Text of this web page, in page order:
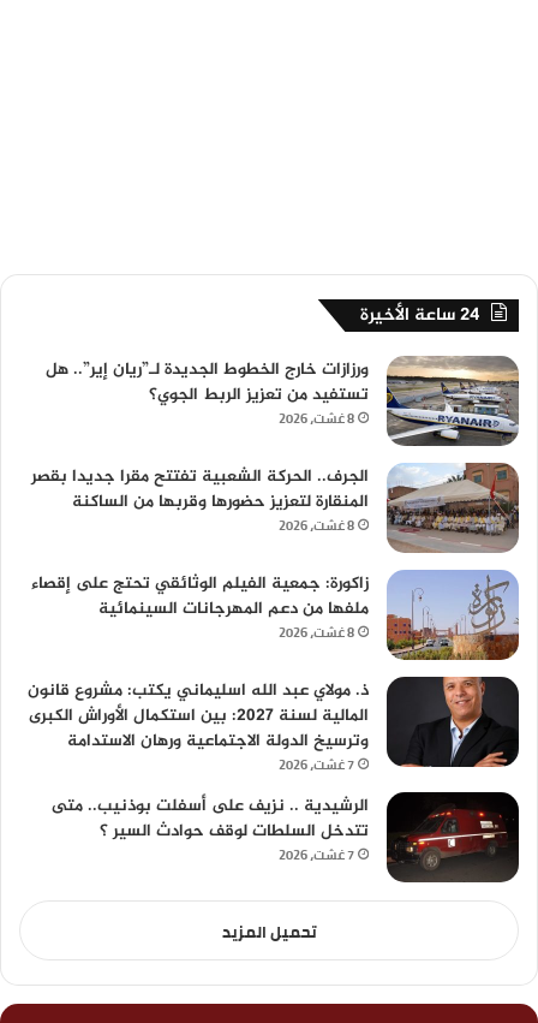
24 ساعة الأخيرة
ورزازات خارج الخطوط الجديدة لـ”ريان إير”.. هل
تستفيد من تعزيز الربط الجوي؟
8 غشت، 2026
الجرف.. الحركة الشعبية تفتتح مقرا جديدا بقصر
المنقارة لتعزيز حضورها وقربها من الساكنة
8 غشت، 2026
زاكورة: جمعية الفيلم الوثائقي تحتج على إقصاء
ملفها من دعم المهرجانات السينمائية
8 غشت، 2026
ذ. مولاي عبد الله اسليماني يكتب: مشروع قانون
المالية لسنة 2027: بين استكمال الأوراش الكبرى
وترسيخ الدولة الاجتماعية ورهان الاستدامة
7 غشت، 2026
الرشيدية .. نزيف على أسفلت بوذنيب.. متى
تتدخل السلطات لوقف حوادث السير ؟
7 غشت، 2026
تحميل المزيد